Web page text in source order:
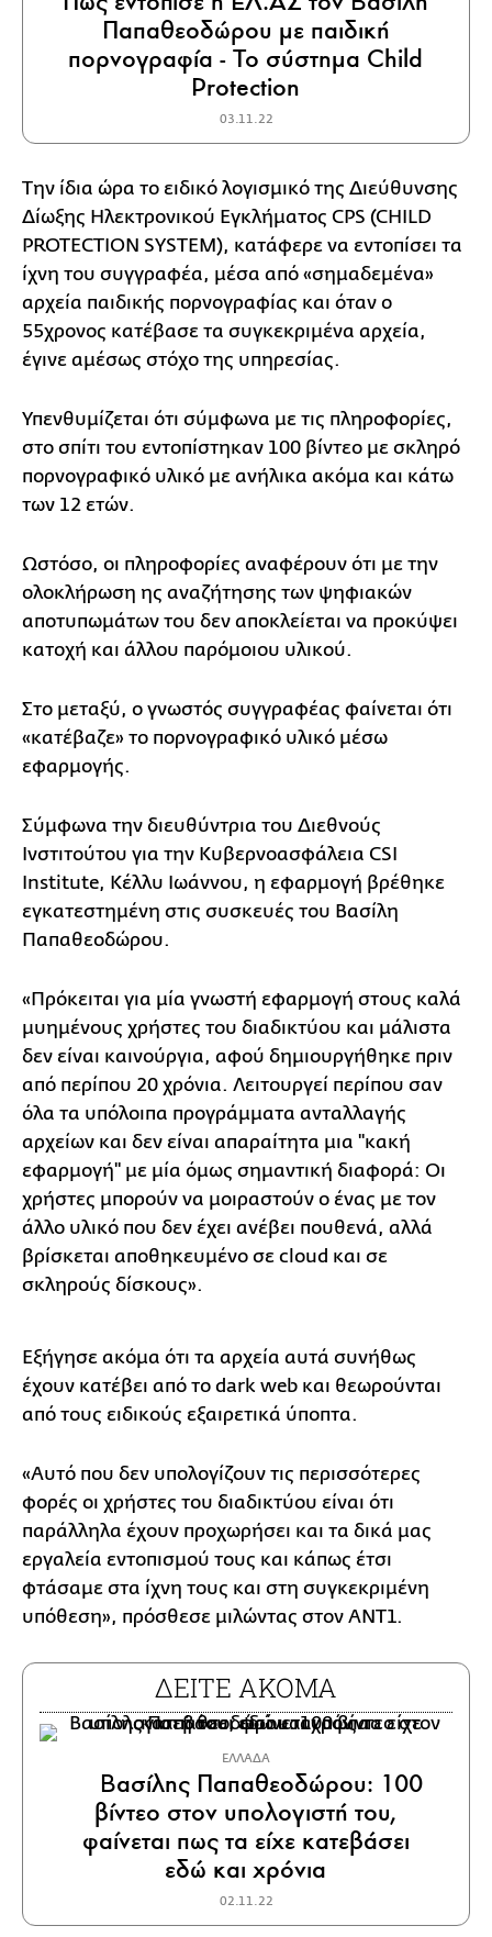
Παπαθεοδώρου με παιδική
πορνογραφία - Το σύστημα Child
Protection
03.11.22
Την ίδια ώρα το ειδικό λογισμικό της Διεύθυνσης
Δίωξης Ηλεκτρονικού Εγκλήματος CPS (CHILD
PROTECTION SYSTEM), κατάφερε να εντοπίσει τα
ίχνη του συγγραφέα, μέσα από «σημαδεμένα»
αρχεία παιδικής πορνογραφίας και όταν ο
55χρονος κατέβασε τα συγκεκριμένα αρχεία,
έγινε αμέσως στόχο της υπηρεσίας.
Υπενθυμίζεται ότι σύμφωνα με τις πληροφορίες,
στο σπίτι του εντοπίστηκαν 100 βίντεο με σκληρό
πορνογραφικό υλικό με ανήλικα ακόμα και κάτω
των 12 ετών.
Ωστόσο, οι πληροφορίες αναφέρουν ότι με την
ολοκλήρωση ης αναζήτησης των ψηφιακών
αποτυπωμάτων του δεν αποκλείεται να προκύψει
κατοχή και άλλου παρόμοιου υλικού.
Στο μεταξύ, ο γνωστός συγγραφέας φαίνεται ότι
«κατέβαζε» το πορνογραφικό υλικό μέσω
εφαρμογής.
Σύμφωνα την διευθύντρια του Διεθνούς
Ινστιτούτου για την Κυβερνοασφάλεια CSI
Institute, Κέλλυ Ιωάννου, η εφαρμογή βρέθηκε
εγκατεστημένη στις συσκευές του Βασίλη
Παπαθεοδώρου.
«Πρόκειται για μία γνωστή εφαρμογή στους καλά
μυημένους χρήστες του διαδικτύου και μάλιστα
δεν είναι καινούργια, αφού δημιουργήθηκε πριν
από περίπου 20 χρόνια. Λειτουργεί περίπου σαν
όλα τα υπόλοιπα προγράμματα ανταλλαγής
αρχείων και δεν είναι απαραίτητα μια ''κακή
εφαρμογή'' με μία όμως σημαντική διαφορά: Οι
χρήστες μπορούν να μοιραστούν ο ένας με τον
άλλο υλικό που δεν έχει ανέβει πουθενά, αλλά
βρίσκεται αποθηκευμένο σε cloud και σε
σκληρούς δίσκους».
Εξήγησε ακόμα ότι τα αρχεία αυτά συνήθως
έχουν κατέβει από το dark web και θεωρούνται
από τους ειδικούς εξαιρετικά ύποπτα.
«Αυτό που δεν υπολογίζουν τις περισσότερες
φορές οι χρήστες του διαδικτύου είναι ότι
παράλληλα έχουν προχωρήσει και τα δικά μας
εργαλεία εντοπισμού τους και κάπως έτσι
φτάσαμε στα ίχνη τους και στη συγκεκριμένη
υπόθεση», πρόσθεσε μιλώντας στον ANT1.
ΔΕΙΤΕ ΑΚΟΜΑ
ΕΛΛΑΔΑ
Βασίλης Παπαθεοδώρου: 100
βίντεο στον υπολογιστή του,
φαίνεται πως τα είχε κατεβάσει
εδώ και χρόνια
02.11.22